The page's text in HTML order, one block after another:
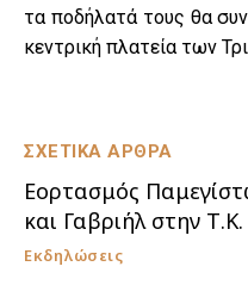
ΣΧΕΤΙΚΑ ΑΡΘΡΑ
Εορτασμός
και Γαβριήλ στην
Εκδηλώσεις
τα ποδήλατά τους θα
κεντρική πλατεία των